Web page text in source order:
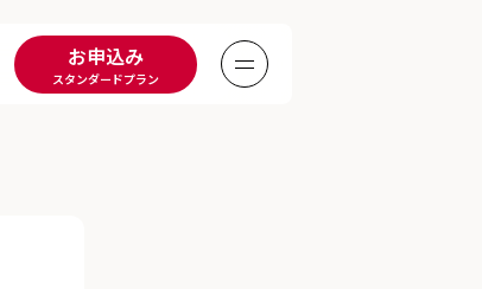
お申込み
スタンダードプラン Menu